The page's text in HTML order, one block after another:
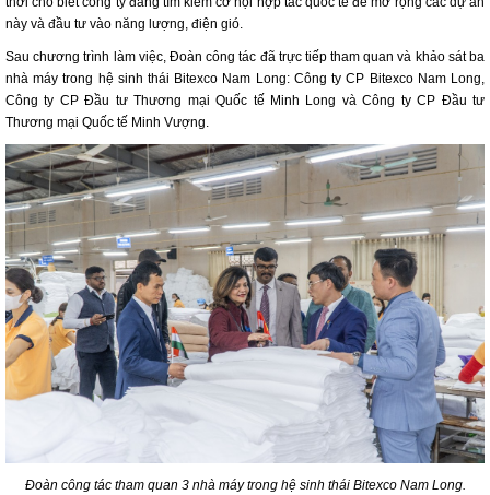
này và đầu tư vào năng lượng, điện gió.
Sau chương trình làm việc, Đoàn công tác đã trực tiếp tham quan và khảo sát ba
nhà máy trong hệ sinh thái Bitexco Nam Long: Công ty CP Bitexco Nam Long,
Công ty CP Đầu tư Thương mại Quốc tế Minh Long và Công ty CP Đầu tư
Thương mại Quốc tế Minh Vượng.
Đoàn công tác tham quan 3 nhà máy trong hệ sinh thái Bitexco Nam Long.